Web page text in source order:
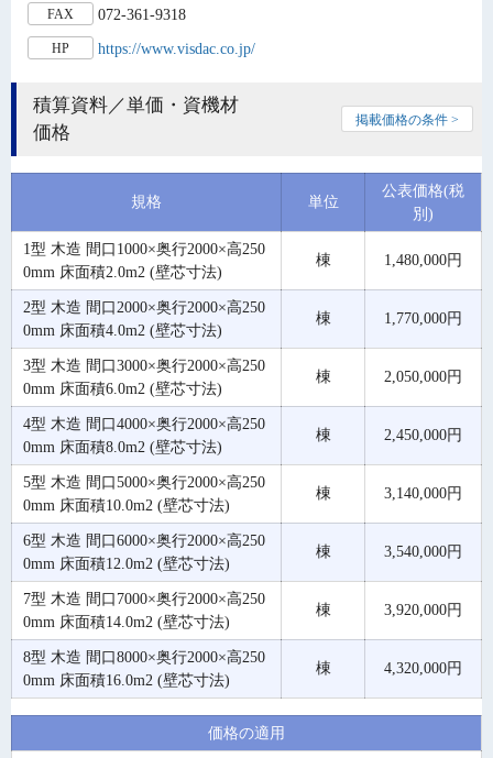
FAX 072-361-9318
HP https://www.visdac.co.jp/
積算資料／単価・資機材
価格
掲載価格の条件 >
規格 単位
公表価格(税
別)
1型 木造 間口1000×奥行2000×高250
0mm 床面積2.0m2 (壁芯寸法)
棟 1,480,000円
2型 木造 間口2000×奥行2000×高250
0mm 床面積4.0m2 (壁芯寸法)
棟 1,770,000円
3型 木造 間口3000×奥行2000×高250
0mm 床面積6.0m2 (壁芯寸法)
棟 2,050,000円
4型 木造 間口4000×奥行2000×高250
0mm 床面積8.0m2 (壁芯寸法)
棟 2,450,000円
5型 木造 間口5000×奥行2000×高250
0mm 床面積10.0m2 (壁芯寸法)
棟 3,140,000円
6型 木造 間口6000×奥行2000×高250
0mm 床面積12.0m2 (壁芯寸法)
棟 3,540,000円
7型 木造 間口7000×奥行2000×高250
0mm 床面積14.0m2 (壁芯寸法)
棟 3,920,000円
8型 木造 間口8000×奥行2000×高250
0mm 床面積16.0m2 (壁芯寸法)
棟 4,320,000円
価格の適用